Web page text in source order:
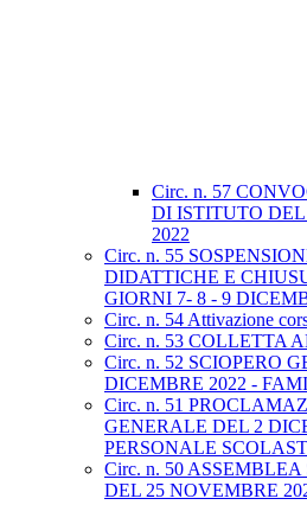
Circ. n. 57
DI ISTITUTO
2022
Circ. n. 55
DIDATTICHE E
GIORNI 7- 8 - 9
Circ. n. 54 Attivazione
Circ. n. 53 COLLETTA
Circ. n. 52 SCIOPERO
DICEMBRE 2022 -
Circ. n. 51
GENERALE DEL 2
PERSONALE
Circ. n. 50
DEL 25 NOVEMBRE